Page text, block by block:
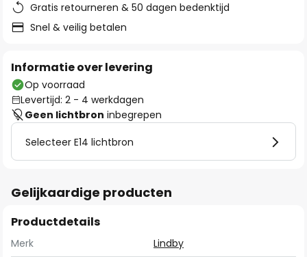
Gratis retourneren & 50 dagen bedenktijd
Snel & veilig betalen
Informatie over levering
Op voorraad
Levertijd: 2 - 4 werkdagen
Geen lichtbron inbegrepen
Selecteer E14 lichtbron
Gelijkaardige producten
Productdetails
Merk
Lindby